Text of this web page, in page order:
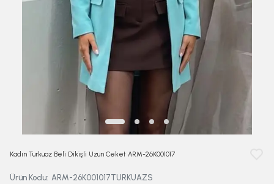
Kadın Turkuaz Beli Dikişli Uzun Ceket ARM-26K001017
Ürün Kodu: ARM-26K001017TURKUAZS